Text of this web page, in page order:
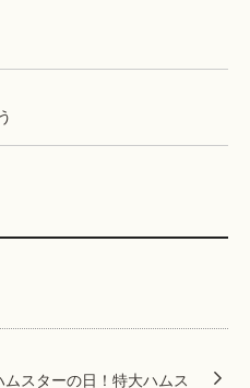
ムスターの日！特大ハムス